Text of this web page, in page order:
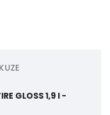
GLOSS 1,9 l -